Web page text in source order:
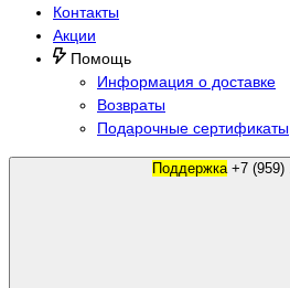
Контакты
Акции
Помощь
Информация о доставке
Возвраты
Подарочные сертификаты
Поддержка